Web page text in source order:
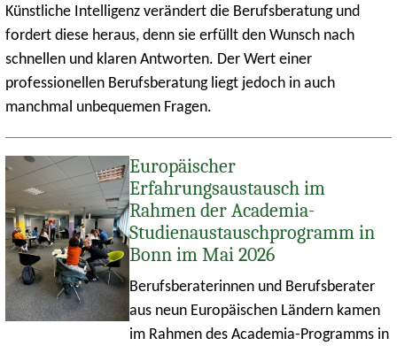
Künstliche Intelligenz verändert die Berufsberatung und
fordert diese heraus, denn sie erfüllt den Wunsch nach
schnellen und klaren Antworten. Der Wert einer
professionellen Berufsberatung liegt jedoch in auch
manchmal unbequemen Fragen.
Europäischer
Erfahrungsaustausch im
Rahmen der Academia-
Studienaustauschprogramm in
Bonn im Mai 2026
Berufsberaterinnen und Berufsberater
aus neun Europäischen Ländern kamen
im Rahmen des Academia-Programms in